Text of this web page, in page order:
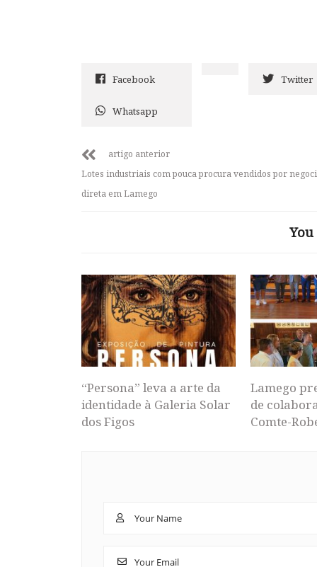
Facebook Twitter
Whatsapp
artigo anterior
Lotes industriais com pouca procura vendidos por
direta em Lamego
“Persona” leva a arte da
identidade à Galeria Solar
dos Figos
Lamego
de
Comte-